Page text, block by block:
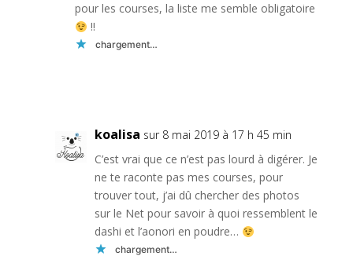
pour les courses, la liste me semble obligatoire
!!
chargement…
koalisa sur 8 mai 2019 à 17 h 45 min
C’est vrai que ce n’est pas lourd à digérer. Je
ne te raconte pas mes courses, pour
trouver tout, j’ai dû chercher des photos
sur le Net pour savoir à quoi ressemblent le
dashi et l’aonori en poudre…
chargement…